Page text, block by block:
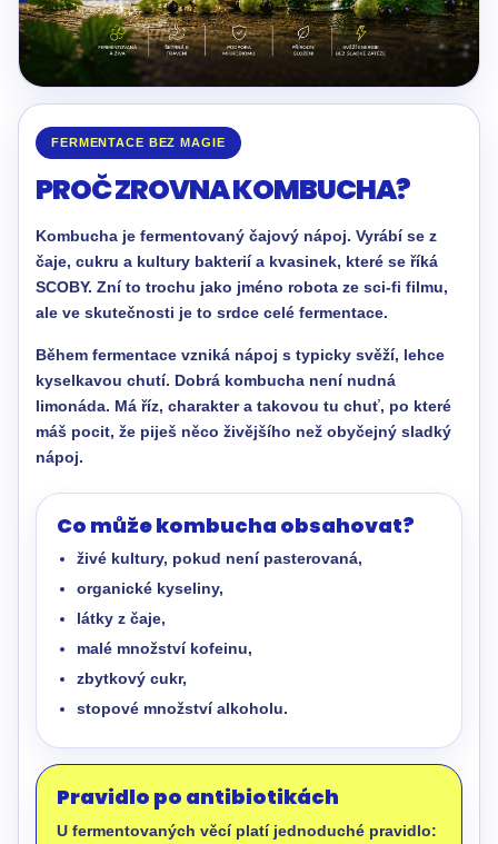
FERMENTACE BEZ MAGIE
PROČ ZROVNA KOMBUCHA?
Kombucha je fermentovaný čajový nápoj. Vyrábí se z
čaje, cukru a kultury bakterií a kvasinek, které se říká
SCOBY. Zní to trochu jako jméno robota ze sci-fi filmu,
ale ve skutečnosti je to srdce celé fermentace.
Během fermentace vzniká nápoj s typicky svěží, lehce
kyselkavou chutí. Dobrá kombucha není nudná
limonáda. Má říz, charakter a takovou tu chuť, po které
máš pocit, že piješ něco živějšího než obyčejný sladký
nápoj.
Co může kombucha obsahovat?
živé kultury, pokud není pasterovaná,
organické kyseliny,
látky z čaje,
malé množství kofeinu,
zbytkový cukr,
stopové množství alkoholu.
Pravidlo po antibiotikách
U fermentovaných věcí platí jednoduché pravidlo: